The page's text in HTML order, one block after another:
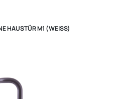
HAUSTÜR M1 (WEISS)